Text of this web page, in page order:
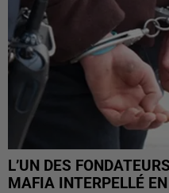
L’UN DES
MAFIA INTERPELLÉ